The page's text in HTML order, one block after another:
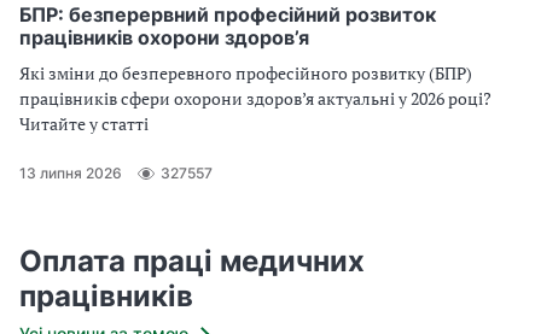
БПР: безперервний професійний розвиток
працівників охорони здоров’я
Які зміни до безперевного професійного розвитку (БПР)
працівників сфери охорони здоров’я актуальні у 2026 році?
Читайте у статті
13 липня 2026 327557
Оплата праці медичних
працівників